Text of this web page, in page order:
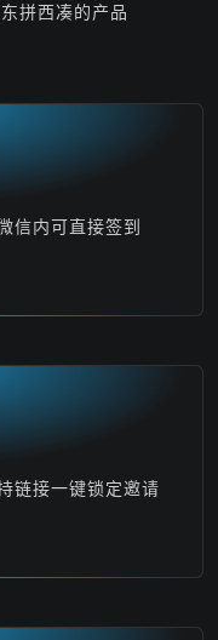
拼西凑的产品
信内可直接签到
链接一键锁定邀请